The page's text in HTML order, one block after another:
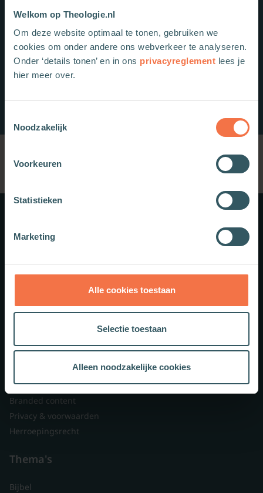
Welkom op Theologie.nl
Om deze website optimaal te tonen, gebruiken we
cookies om onder andere ons webverkeer te analyseren.
Onder ‘details tonen’ en in ons privacyreglement lees je
hier meer over.
Noodzakelijk
Voorkeuren
Statistieken
Marketing
Alle cookies toestaan
Selectie toestaan
Alleen noodzakelijke cookies
Nieuwsbrieven
Veelgestelde vragen
Contact
Branded content
Privacy & voorwaarden
Herroepingsrecht
Thema's
Bijbel